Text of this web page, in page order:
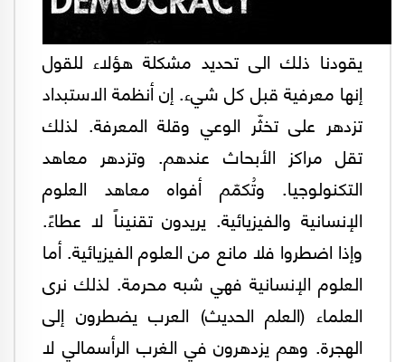
يقودنا ذلك الى تحديد مشكلة هؤلاء للقول
إنها معرفية قبل كل شيء. إن أنظمة الاستبداد
تزدهر على تخثّر الوعي وقلة المعرفة. لذلك
تقل مراكز الأبحاث عندهم. وتزدهر معاهد
التكنولوجيا. وتُكمّم أفواه معاهد العلوم
الإنسانية والفيزيائية. يريدون تقنيناً لا عطاءً.
وإذا اضطروا فلا مانع من العلوم الفيزيائية. أما
العلوم الإنسانية فهي شبه محرمة. لذلك نرى
العلماء (العلم الحديث) العرب يضطرون إلى
الهجرة. وهم يزدهرون في الغرب الرأسمالي لا